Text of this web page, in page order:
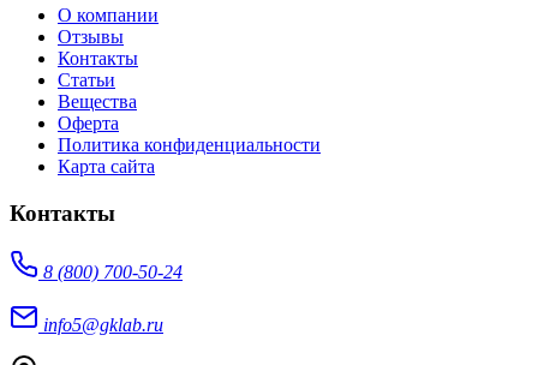
О компании
Отзывы
Контакты
Статьи
Вещества
Оферта
Политика конфиденциальности
Карта сайта
Контакты
8 (800) 700-50-24
info5@gklab.ru